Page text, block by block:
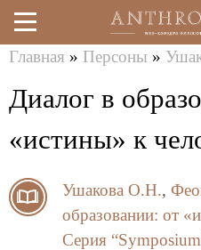
Перейти
к
здесь
Главная » Персоны »
Диалог в
«истины» к
Ушакова О.Н.,
образовании: от
Серия